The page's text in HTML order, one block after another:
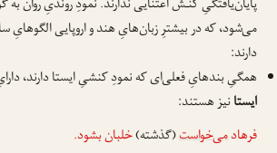
پایان‌یافتگیِ کنـش اعتنایی ندارند. نمودِ روندیِ روان
می‌شود، که در بیشترِ زبان‌هایِ هند و اروپایی
دارند:
همگیِ بندهایِ فعلی‌ای که نمودِ کنشیِ ایستا دارند،
ایستانیز هستند:
فرهادمی‌خواست(گذشته)خلبان بشود.